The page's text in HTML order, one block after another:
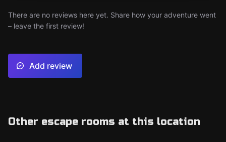
There are no reviews here yet. Share how your adventure went
– leave the first review!
Add review
Other escape rooms at this location